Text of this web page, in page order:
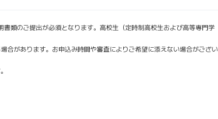
類のご提出が必須となります。高校生（定時制高校生および高等専門学
合があります。お申込み時間や審査によりご希望に添えない場合がござい